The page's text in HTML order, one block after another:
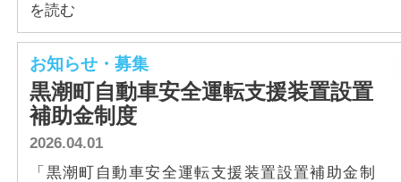
電子申請
FAQ
アクセス
を読む
お知らせ・募集
黒潮町自動車安全運転支援装置設置
補助金制度
2026.04.01
「黒潮町自動車安全運転支援装置設置補助金制